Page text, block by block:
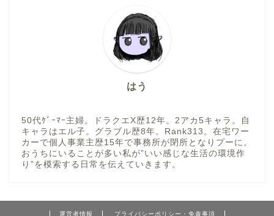
はう
50代ｹﾞｰﾏｰ主婦。ドラクエX歴12年。2アカ5キャラ。自
キャラはエル子。グラブル歴8年。Rank313。在宅ワー
カーで個人事業主歴15年で事務所が閉所となりプーに。
おうちにいることが多い私が”いい感じな生活の環境作
り”を模索する日常を伝えていきます。
運営者情報 プライバシーポリシー・免責事項